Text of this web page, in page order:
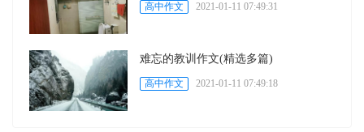
高中作文 2021-01-11 07:49:31
难忘的教训作文(精选多篇)
高中作文 2021-01-11 07:49:18